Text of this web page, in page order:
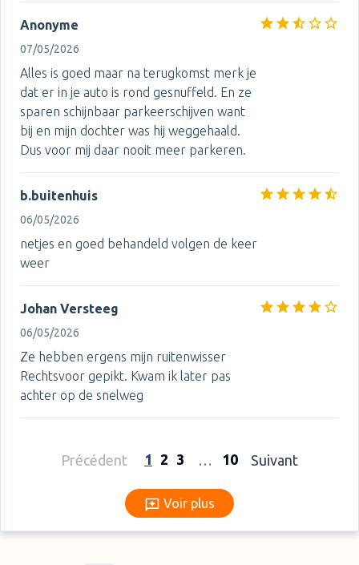
Anonyme
07/05/2026
Alles is goed maar na terugkomst merk je
dat er in je auto is rond gesnuffeld. En ze
sparen schijnbaar parkeerschijven want
bij en mijn dochter was hij weggehaald.
Dus voor mij daar nooit meer parkeren.
b.buitenhuis
06/05/2026
netjes en goed behandeld volgen de keer
weer
Johan Versteeg
06/05/2026
Ze hebben ergens mijn ruitenwisser
Rechtsvoor gepikt. Kwam ik later pas
achter op de snelweg
Précédent 1 2 3 … 10 Suivant
Voir plus
Voir plus